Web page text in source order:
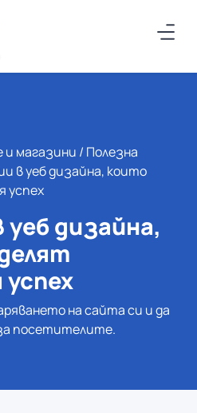
и магазини / Полезна
в уеб дизайна, които
успех
дизайна,
на сайта си и да
посетителите.